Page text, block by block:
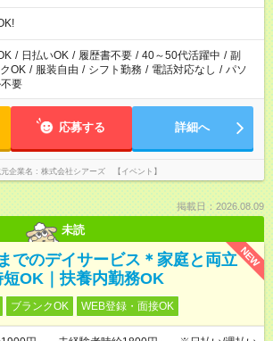
/ 日払いOK / 履歴書不要 / 40～50代活躍中 / 副
OK / 服装自由 / シフト勤務 / 電話対応なし / パソ
要
応募する 詳細へ
企業名 株式会社シアーズ 【イベント】
掲載日：2026.08.09
未読
NEW
でのデイサービス＊家庭と両立
OK｜扶養内勤務OK
ブランクOK WEB登録・面接OK